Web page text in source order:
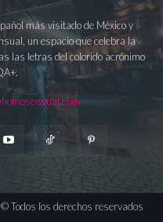
más visitado de México y
un espacio que celebra la
las letras del colorido acrónimo
Todos los derechos reservados